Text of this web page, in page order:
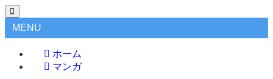
MENU
ホーム
マンガ